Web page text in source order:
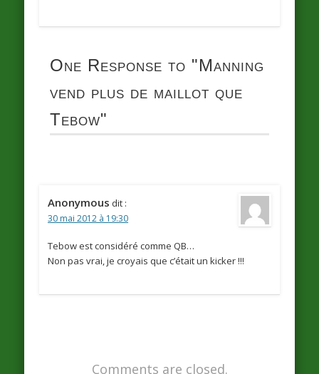
One Response to "Manning
vend plus de maillot que
Tebow"
Anonymous dit :
30 mai 2012 à 19:30
Tebow est considéré comme QB…
Non pas vrai, je croyais que c’était un kicker !!!
Comments are closed.